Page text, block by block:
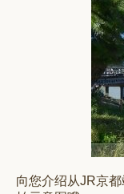
向您介绍从JR京